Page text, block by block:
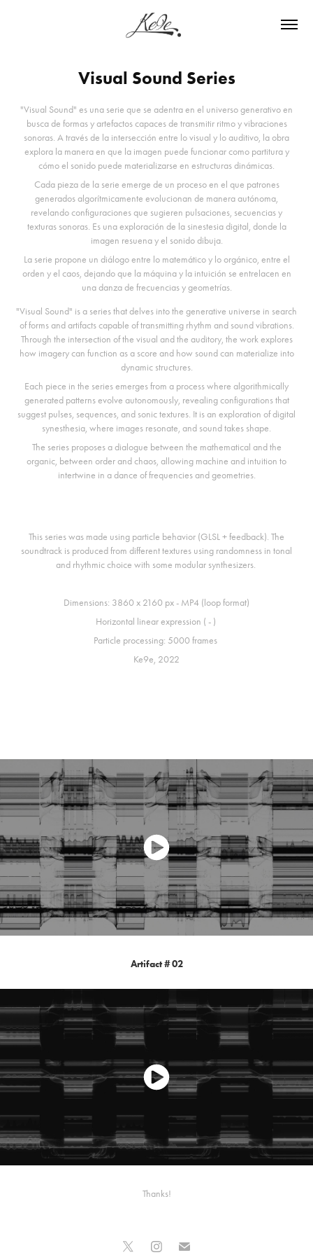
Visual Sound Series
"Visual Sound" es una serie que se adentra en el universo generativo en
busca de formas y artefactos capaces de transmitir ritmo y vibraciones
sonoras. A través de la intersección entre lo visual y lo auditivo, la obra
explora la manera en que la imagen puede funcionar como partitura y
cómo el sonido puede materializarse en estructuras dinámicas.
Cada pieza de la serie emerge de un proceso en el que patrones
generados algorítmicamente evolucionan de manera autónoma,
revelando configuraciones que sugieren pulsaciones, secuencias y
texturas sonoras. Es una exploración de la sinestesia digital, donde la
imagen resuena y el sonido dibuja.
La serie propone un diálogo entre lo matemático y lo orgánico, entre el
orden y el caos, dejando que la máquina y la intuición se entrelacen en
una danza de frecuencias y geometrías.
"Visual Sound" is a series that delves into the generative universe in search
of forms and artifacts capable of transmitting rhythm and sound vibrations.
Through the intersection of the visual and the auditory, the work explores
how imagery can function as a score and how sound can materialize into
dynamic structures.
Each piece in the series emerges from a process where algorithmically
generated patterns evolve autonomously, revealing configurations that
suggest pulses, sequences, and sonic textures. It is an exploration of digital
synesthesia, where images resonate, and sound takes shape.
The series proposes a dialogue between the mathematical and the
organic, between order and chaos, allowing machine and intuition to
intertwine in a dance of frequencies and geometries.
This series was made using particle behavior (GLSL + feedback). The
soundtrack is produced from different textures using randomness in tonal
and rhythmic choice with some modular synthesizers.
Dimensions: 3860 x 2160 px - MP4 (loop format)
Horizontal linear expression ( - )
Particle processing: 5000 frames
Ke9e, 2022
Artifact # 02
Thanks!